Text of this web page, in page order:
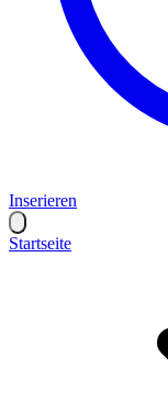
Inserieren
Startseite